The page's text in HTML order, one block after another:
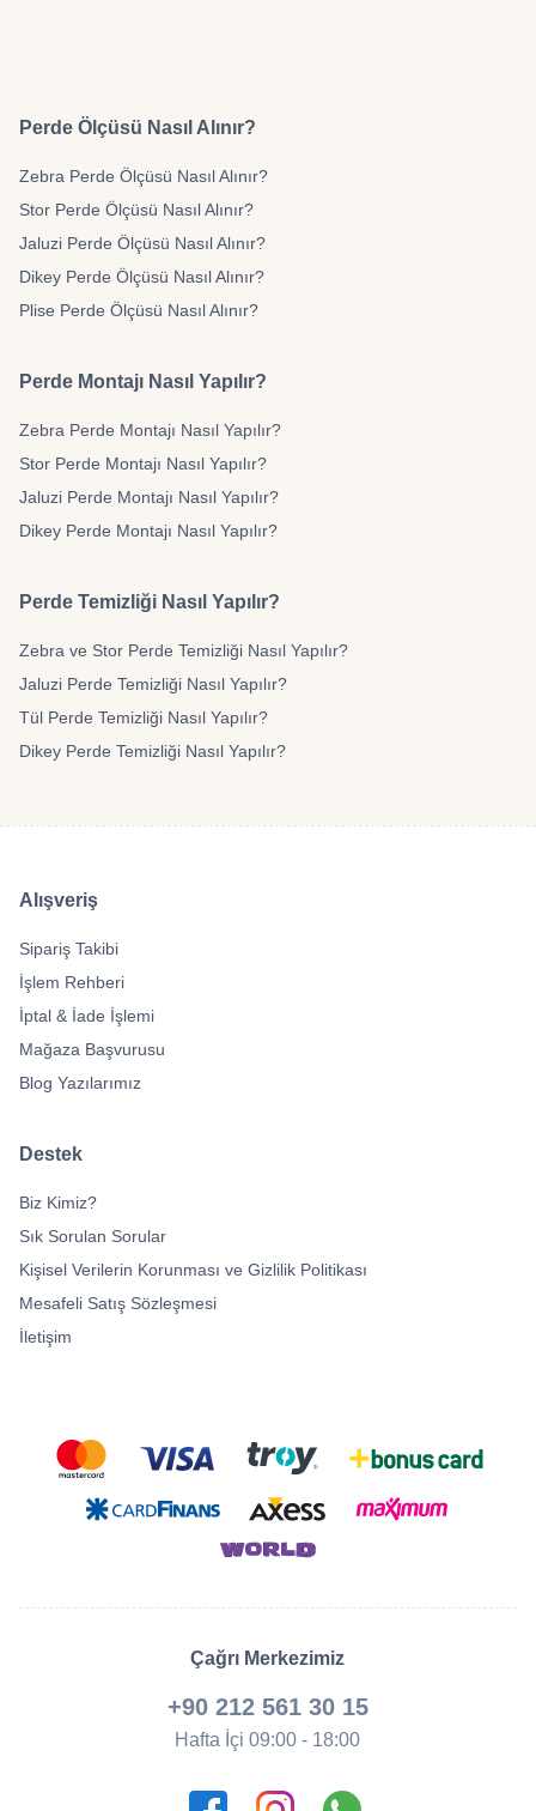
Perde Ölçüsü Nasıl Alınır?
Zebra Perde Ölçüsü Nasıl Alınır?
Stor Perde Ölçüsü Nasıl Alınır?
Jaluzi Perde Ölçüsü Nasıl Alınır?
Dikey Perde Ölçüsü Nasıl Alınır?
Plise Perde Ölçüsü Nasıl Alınır?
Perde Montajı Nasıl Yapılır?
Zebra Perde Montajı Nasıl Yapılır?
Stor Perde Montajı Nasıl Yapılır?
Jaluzi Perde Montajı Nasıl Yapılır?
Dikey Perde Montajı Nasıl Yapılır?
Perde Temizliği Nasıl Yapılır?
Zebra ve Stor Perde Temizliği Nasıl Yapılır?
Jaluzi Perde Temizliği Nasıl Yapılır?
Tül Perde Temizliği Nasıl Yapılır?
Dikey Perde Temizliği Nasıl Yapılır?
Alışveriş
Sipariş Takibi
İşlem Rehberi
İptal & İade İşlemi
Mağaza Başvurusu
Blog Yazılarımız
Destek
Biz Kimiz?
Sık Sorulan Sorular
Kişisel Verilerin Korunması ve Gizlilik Politikası
Mesafeli Satış Sözleşmesi
İletişim
Çağrı Merkezimiz
+90 212 561 30 15
Hafta İçi 09:00 - 18:00